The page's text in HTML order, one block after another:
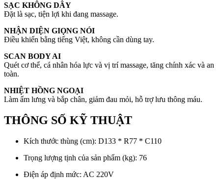
SẠC KHÔNG DÂY
Đặt là sạc, tiện lợi khi đang massage.
NHẬN DIỆN GIỌNG NÓI
Điều khiển bằng tiếng Việt, không cần dùng tay.
SCAN BODY AI
Quét cơ thể, cá nhân hóa lực và vị trí massage, tăng chính xác và an
toàn.
NHIỆT HỒNG NGOẠI
Làm ấm lưng và bắp chân, giảm đau mỏi, hỗ trợ lưu thông máu.
THÔNG SỐ KỸ THUẬT
Kích thước thùng (cm): D133 * R77 * C110
Trọng lượng tịnh của sản phẩm (kg): 76
Điện áp định mức: AC 220V